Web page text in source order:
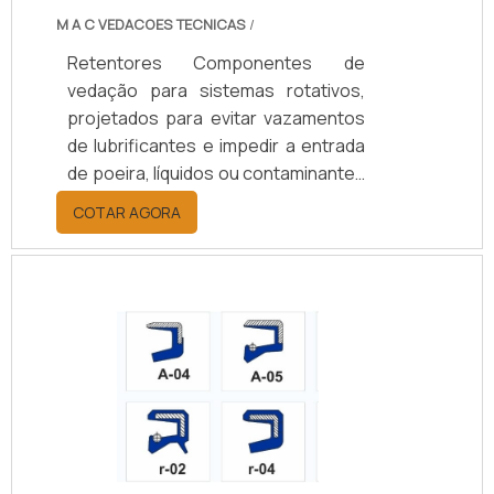
M A C VEDACOES TECNICAS /
Retentores Componentes de
vedação para sistemas rotativos,
projetados para evitar vazamentos
de lubrificantes e impedir a entrada
de poeira, líquidos ou contaminantes
em eixos e rolamentos. Disponíveis
em borracha nitrílica (NBR), Viton
(FKM), silicone, PTFE ou grafite,
+200°C, conforme o material.
Oferecem opções de vedação
simples ou dupla, com ou sem mola,
e diâmetros de 10 a 200 mm.
Aplicados em setores automotivo,
agrícola, naval, ferroviário e
industrial, aumentam a durabilidade
COTAR AGORA